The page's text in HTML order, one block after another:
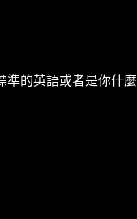
的英語或者是你什